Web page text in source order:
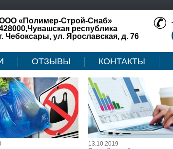
«Полимер-Строй-Снаб»
республика
г. Чебоксары, ул. Ярославская, д. 76
ОТЗЫВЫ КОНТАКТЫ
13.10.2019